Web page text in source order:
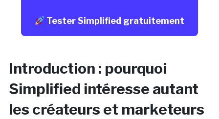
Tester Simplified gratuitement
Introduction : pourquoi
Simplified intéresse autant
les créateurs et marketeurs